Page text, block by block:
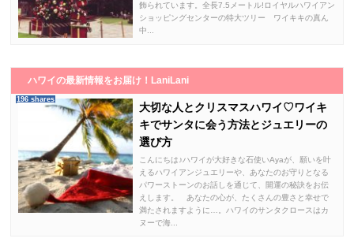
飾られています。全長7.5メートル!ロイヤルハワイアン
ショッピングセンターの特大ツリー ワイキキの真ん
中...
ハワイの最新情報をお届け！LaniLani
196 shares
大切な人とクリスマスハワイ♡ワイキ
キでサンタに会う方法とジュエリーの
選び方
こんにちは♪ハワイが大好きな石使いAyaが、願いを叶
えるハワイアンジュエリーや、あなたのお守りとなる
パワーストーンのお話しを通じて、開運の秘訣をお伝
えします。 あなたの心が、たくさんの豊さと幸せで
満たされますように…。ハワイのサンタクロースはカ
ヌーで海...